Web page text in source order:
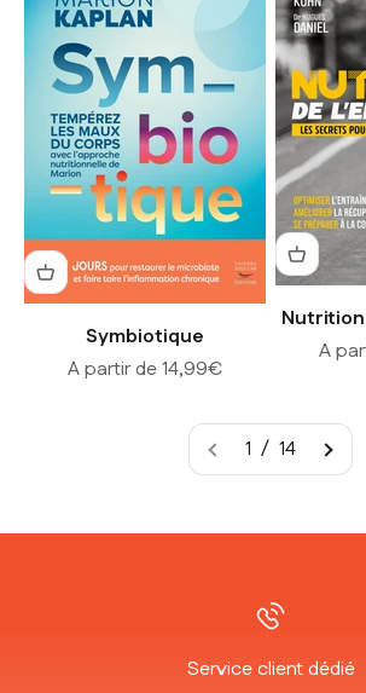
Symbiotique
Prix de vente
A partir de 14,99€
Prix
A
1 / 14
Service client dédié